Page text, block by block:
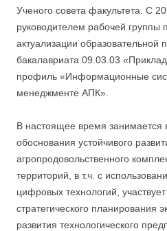
Ученого совета факультета. С
руководителем рабочей группы
актуализации образовательной
бакалавриата 09.03.03
профиль «Информационные
менеджменте АПК».
В настоящее время занимается
обоснования устойчивого
агропродовольственного
территорий, в т.ч. с
цифровых технологий,
стратегического планирования
развития технологического